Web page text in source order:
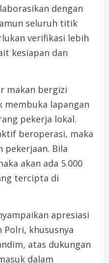
dengan
seluruh titik
verifikasi lebih
kesiapan dan
makan bergizi
lapangan
pekerja lokal.
beroperasi, maka
pekerjaan. Bila
akan ada 5.000
tercipta di
apresiasi
Polri, khususnya
atas dukungan
dalam